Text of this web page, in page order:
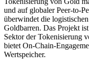
und auf globaler Peer-to-
überwindet die
Goldbarren. Das Projekt
Sektor der Tokenisierung
bietet On-Chain-
Wertspeicher.